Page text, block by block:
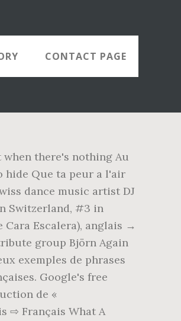
CONTACT PAGE
when there's nothing Au
hide Que ta peur a l'air
dance music artist DJ
Switzerland, #3 in
Cara Escalera), anglais →
group Björn Again
exemples de phrases
Google's free
de «
⇨ Français What A